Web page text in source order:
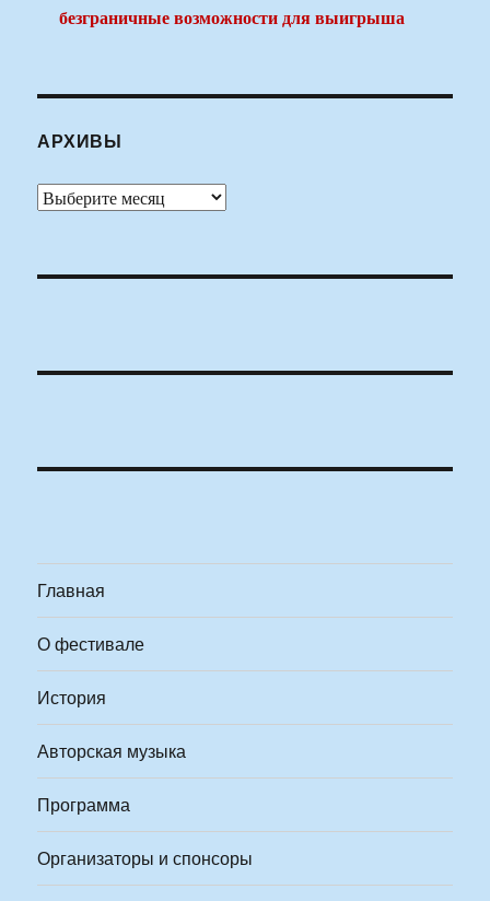
безграничные возможности для выигрыша
АРХИВЫ
Архивы
Главная
О фестивале
История
Авторская музыка
Программа
Организаторы и спонсоры